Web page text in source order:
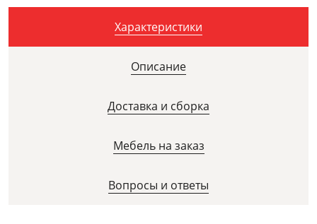
Характеристики
Описание
Доставка и сборка
Мебель на заказ
Вопросы и ответы